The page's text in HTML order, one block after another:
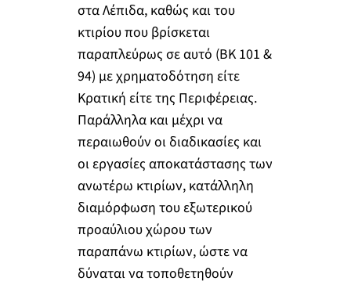
στα Λέπιδα, καθώς και του
κτιρίου που βρίσκεται
παραπλεύρως σε αυτό (ΒΚ 101 &
94) με χρηματοδότηση είτε
Κρατική είτε της Περιφέρειας.
Παράλληλα και μέχρι να
περαιωθούν οι διαδικασίες και
οι εργασίες αποκατάστασης των
ανωτέρω κτιρίων, κατάλληλη
διαμόρφωση του εξωτερικού
προαύλιου χώρου των
παραπάνω κτιρίων, ώστε να
δύναται να τοποθετηθούν